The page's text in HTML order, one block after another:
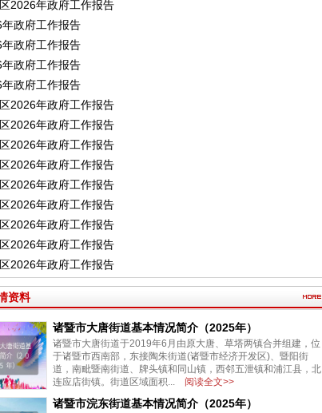
2026年政府工作报告
政府工作报告
政府工作报告
政府工作报告
政府工作报告
2026年政府工作报告
2026年政府工作报告
2026年政府工作报告
2026年政府工作报告
2026年政府工作报告
2026年政府工作报告
2026年政府工作报告
2026年政府工作报告
2026年政府工作报告
资料
诸暨市大唐街道基本情况简介（2025年）
诸暨市大唐街道于2019年6月由原大唐、草塔两镇合并组建，位
于诸暨市西南部，东接陶朱街道(诸暨市经济开发区)、暨阳街
道，南毗暨南街道、牌头镇和同山镇，西邻五泄镇和浦江县，北
连应店街镇。街道区域面积...
阅读全文>>
诸暨市浣东街道基本情况简介（2025年）